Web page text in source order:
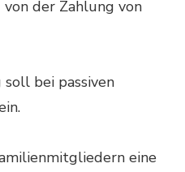
der Zahlung von
bei passiven
eine